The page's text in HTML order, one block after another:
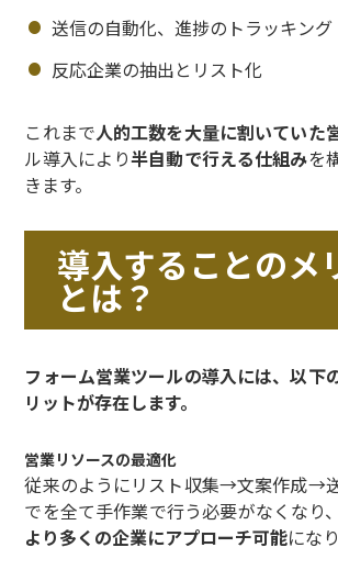
送信の自動化、進捗のトラッキング
反応企業の抽出とリスト化
これまで人的工数を大量に割いていた
ル導入により半自動で行える仕組みを
きます。
導入することのメ
とは？
フォーム営業ツールの導入には、以下
リットが存在します。
営業リソースの最適化
従来のようにリスト収集→文案作成→
でを全て手作業で行う必要がなくなり、
より多くの企業にアプローチ可能にな